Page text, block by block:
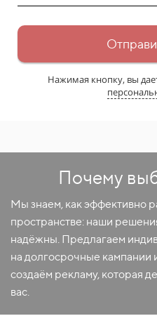
Нажимая кнопку, вы
Почему
Мы знаем, как эффективно
пространстве: наши
надёжны. Предлагаем
на долгосрочные кампании
создаём рекламу, которая
вас.